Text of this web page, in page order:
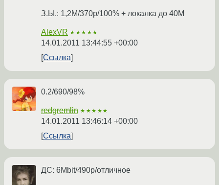
З.Ы.: 1,2М/370р/100% + локалка до 40М
AlexVR ★★★★★
14.01.2011 13:44:55 +00:00
Ссылка
0.2/690/98%
redgremlin ★★★★★
14.01.2011 13:46:14 +00:00
Ссылка
ДС: 6Mbit/490р/отличное